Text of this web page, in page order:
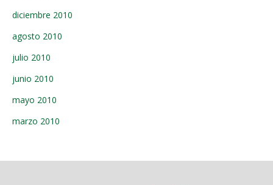
diciembre 2010
agosto 2010
julio 2010
junio 2010
mayo 2010
marzo 2010